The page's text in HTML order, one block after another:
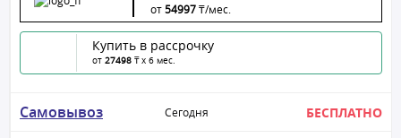
от54997₸/мес.
Купить в рассрочку
от 27498 ₸ x 6 мес.
Самовывоз Сегодня БЕСПЛАТНО